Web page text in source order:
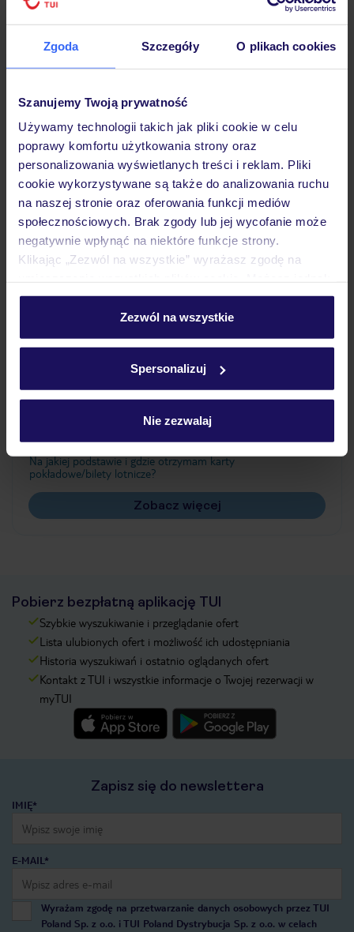
Zgoda Szczegóły O plikach cookies
Szanujemy Twoją prywatność
Używamy technologii takich jak pliki cookie w celu
poprawy komfortu użytkowania strony oraz
personalizowania wyświetlanych treści i reklam. Pliki
cookie wykorzystywane są także do analizowania ruchu
na naszej stronie oraz oferowania funkcji mediów
społecznościowych. Brak zgody lub jej wycofanie może
negatywnie wpłynąć na niektóre funkcje strony.
Klikając „Zezwól na wszystkie” wyrażasz zgodę na
personalizować swój wybór wchodząc w zakładkę
Szczegółowe informacje o plikach cookie znajdziesz
Zezwól na wszystkie
Spersonalizuj
Nie zezwalaj
Opinie
Pokoje
Wyżywienie
Atrakcje
Ważne informacje
Często zadawane pytania
Jak zmienić uczestników/osobę zgłaszającą?
Czy w Hotelu będzie przedstawiciel TUI?
Na jakiej podstawie i gdzie otrzymam karty
pokładowe/bilety lotnicze?
Zobacz więcej
Pobierz bezpłatną aplikację TUI
Szybkie wyszukiwanie i przeglądanie ofert
Lista ulubionych ofert i możliwość ich udostępniania
Historia wyszukiwań i ostatnio oglądanych ofert
Kontakt z TUI i wszystkie informacje o Twojej rezerwacji w
myTUI
Zapisz się do newslettera
IMIĘ*
E-MAIL*
Wyrażam zgodę na przetwarzanie danych osobowych przez TUI
Poland Sp. z o.o. i TUI Poland Dystrybucja Sp. z o.o. w celach